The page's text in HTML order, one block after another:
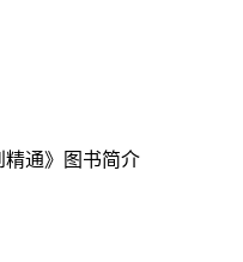
精通》图书简介